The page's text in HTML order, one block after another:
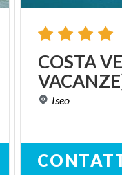
COSTA
Iseo